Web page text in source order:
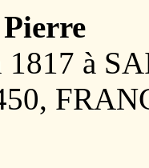
1817 à